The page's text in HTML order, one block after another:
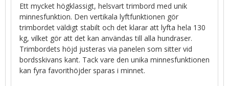
Ett mycket högklassigt, helsvart trimbord med unik
minnesfunktion. Den vertikala lyftfunktionen gör
trimbordet väldigt stabilt och det klarar att lyfta hela 130
kg, vilket gör att det kan användas till alla hundraser.
Trimbordets höjd justeras via panelen som sitter vid
bordsskivans kant. Tack vare den unika minnesfunktionen
kan fyra favorithöjder sparas i minnet.